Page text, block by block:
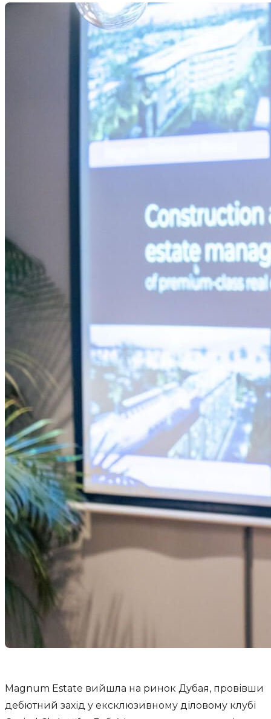
Magnum Estate вийшла на ринок Дубая, провівши
дебютний захід у ексклюзивному діловому клубі